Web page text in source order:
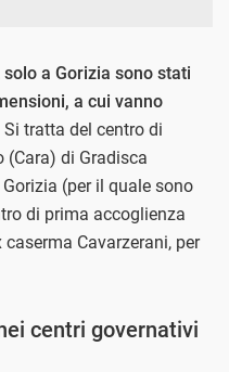
solo a Gorizia sono stati
a cui vanno
Si tratta del centro di
(Cara) di Gradisca
(per il quale sono
di prima accoglienza
caserma Cavarzerani, per
centri governativi